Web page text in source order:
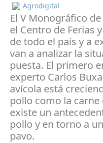
Agrodigital
El V Monográfico
el Centro de Ferias
de todo el país y a
van a analizar la
puesta. El primero
experto Carlos
avícola está
pollo como la carne
existe un
pollo y en torno a
pavo.